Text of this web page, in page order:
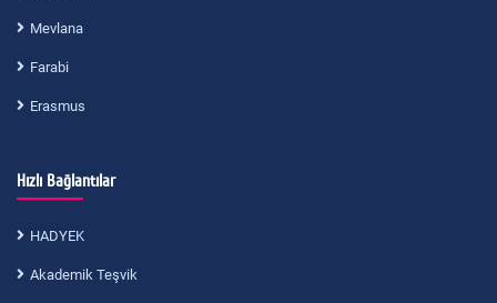
Mevlana
Farabi
Erasmus
Hızlı Bağlantılar
HADYEK
Akademik Teşvik